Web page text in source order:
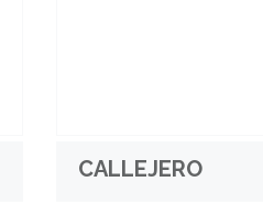
CALLEJERO